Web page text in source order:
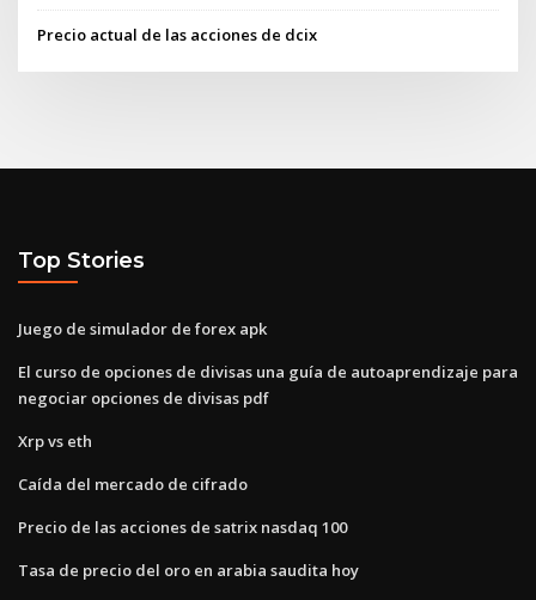
Precio actual de las acciones de dcix
Top Stories
Juego de simulador de forex apk
El curso de opciones de divisas una guía de autoaprendizaje para
negociar opciones de divisas pdf
Xrp vs eth
Caída del mercado de cifrado
Precio de las acciones de satrix nasdaq 100
Tasa de precio del oro en arabia saudita hoy